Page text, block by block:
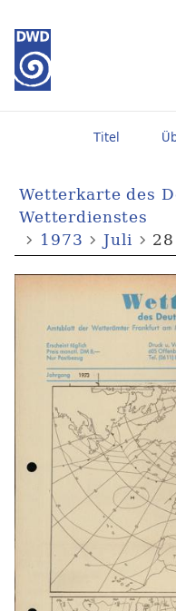
Titel
Wetterkarte des
Wetterdienstes
1973
Juli